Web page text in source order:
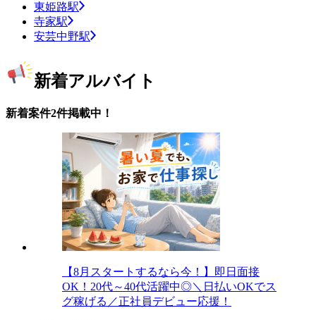
東姫路駅
寺家駅
安芸中野駅
新着アルバイト
新着案件2件掲載中！
【8月スタートするなら今！】即日面接
OK！20代～40代活躍中◎＼日払いOKでス
グ稼げる／正社員デビュー応援！